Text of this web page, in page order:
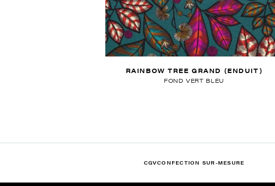
RAINBOW TREE GRAND (ENDUIT)
FOND VERT BLEU
CGVCONFECTION SUR-MESURE